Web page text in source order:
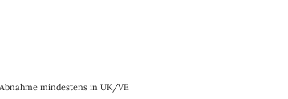
mindestens in UK/VE